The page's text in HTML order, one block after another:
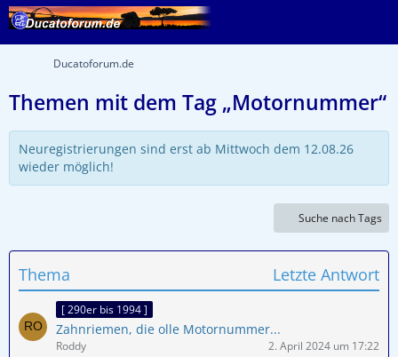
Ducatoforum.de
Themen mit dem Tag „Motornummer“
Neuregistrierungen sind erst ab Mittwoch dem 12.08.26
wieder möglich!
Suche nach Tags
Thema Letzte Antwort
[ 290er bis 1994 ]
Zahnriemen, die olle Motornummer...
Roddy 2. April 2024 um 17:22